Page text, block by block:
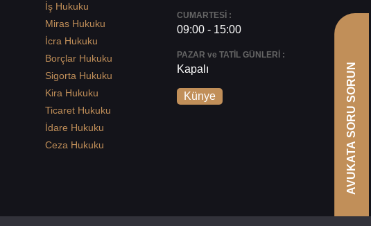
İş Hukuku
Miras Hukuku
İcra Hukuku
Borçlar Hukuku
Sigorta Hukuku
Kira Hukuku
Ticaret Hukuku
İdare Hukuku
Ceza Hukuku
CUMARTESİ :
09:00 - 15:00
PAZAR ve TATİL GÜNLERİ :
Kapalı
Künye AVUKATA SORU SORUN